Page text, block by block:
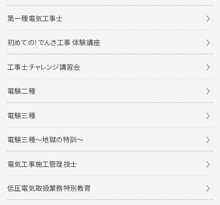
第一種電気工事士
初めての！でんき工事 体験講座
工事士チャレンジ講習会
電験二種
電験三種
電験三種〜地獄の特訓〜
電気工事施工管理技士
低圧電気取扱業務特別教育